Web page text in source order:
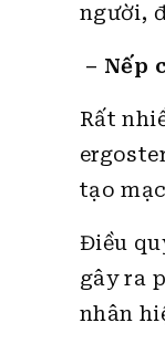
người,
– Nếp
Rất
tạo
Điều
gây ra
nhân